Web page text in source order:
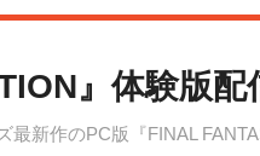
』体験版
新作のPC版『FINAL